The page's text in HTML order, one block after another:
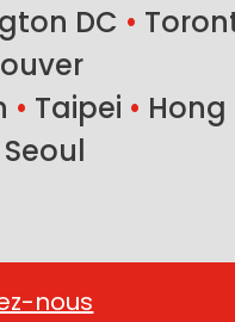
DC •
• Taipei • Hong
Seoul
nous